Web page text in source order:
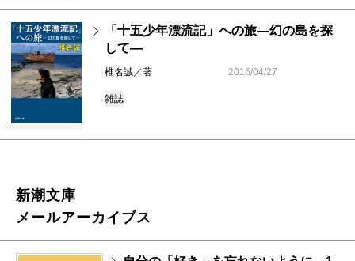
「十五少年漂流記」への旅―幻の島を探
して―
椎名誠／著 2016/04/27
雑誌
新潮文庫
メールアーカイブス